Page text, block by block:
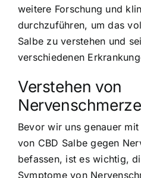
weitere Forschung und
durchzuführen, um das
Salbe zu verstehen und
verschiedenen
Verstehen von
Bevor wir uns genauer
von CBD Salbe gegen
befassen, ist es wichtig,
Symptome von